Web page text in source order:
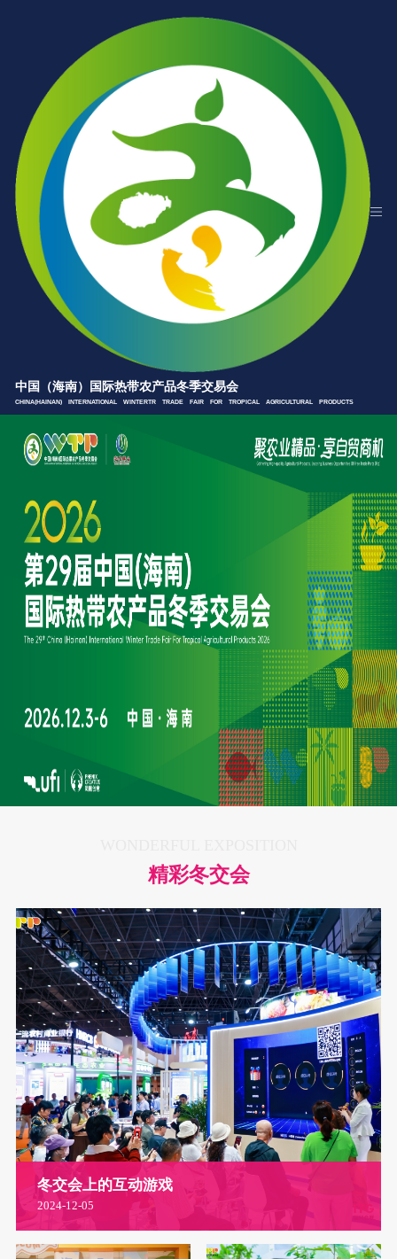
中国（海南）国际热带农产品冬季交易会
CHINA(HAINAN) INTERNATIONAL WINTERTR TRADE FAIR FOR TROPICAL AGRICULTURAL PRODUCTS
精彩冬交会
冬交会上的互动游戏
2024-12-05